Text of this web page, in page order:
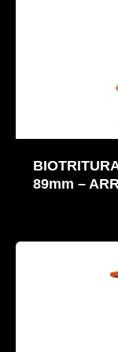
89mm –